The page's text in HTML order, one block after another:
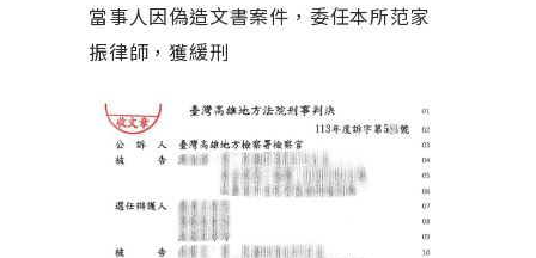
當事人因偽造文書案件，委任本所范家
振律師，獲緩刑